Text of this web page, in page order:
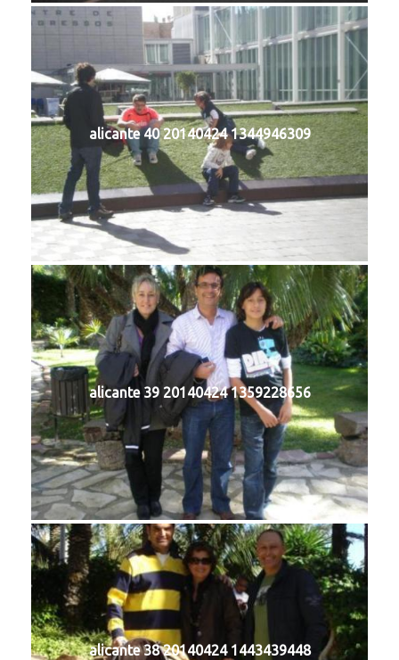
alicante 40 20140424 1344946309
alicante 39 20140424 1359228656
alicante 38 20140424 1443439448